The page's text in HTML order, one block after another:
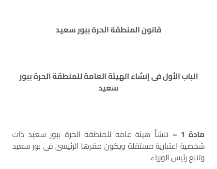
قانون المنطقة الحرة ببور سعيد
الباب الأول فى إنشاء الهيئة العامة للمنطقة الحرة ببور
سعيد
مادة 1 –
تنشأ هيئة عامة للمنطقة الحرة ببور سعيد ذات
شخصية اعتبارية مستقلة ويكون مقرها الرئيسى فى بور سعيد
وتتبع رئيس الوزراء.